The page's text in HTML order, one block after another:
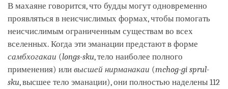
В махаяне говорится, что будды могут одновременно
проявляться в неисчислимых формах, чтобы помогать
неисчислимым ограниченным существам во всех
вселенных. Когда эти эманации предстают в форме
самбхогакаи (longs-sku, тело наиболее полного
применения) или высшей нирманакаи (mchog-gi sprul-
sku, высшее тело эманации), они полностью наделены 112